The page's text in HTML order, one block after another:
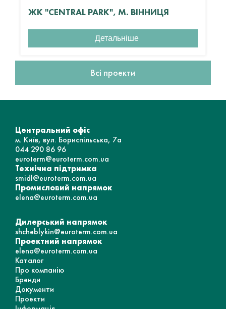
ЖК "CENTRAL PARK", М. ВІННИЦЯ
Детальніше
Всі проекти
Центральний офіс
м. Київ, вул. Бориспільська, 7а
044 290 86 96
euroterm@euroterm.com.ua
Технічна підтримка
smidl@euroterm.com.ua
Промисловий напрямок
elena@euroterm.com.ua
Дилерський напрямок
shcheblykin@euroterm.com.ua
Проектний напрямок
elena@euroterm.com.ua
Каталог
Про компанію
Бренди
Документи
Проекти